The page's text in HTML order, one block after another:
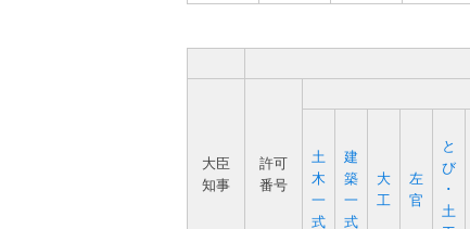
大臣
知事
許可
番号
土
木
一
式
建
築
一
式
大
工
左
官
と
び
･
土